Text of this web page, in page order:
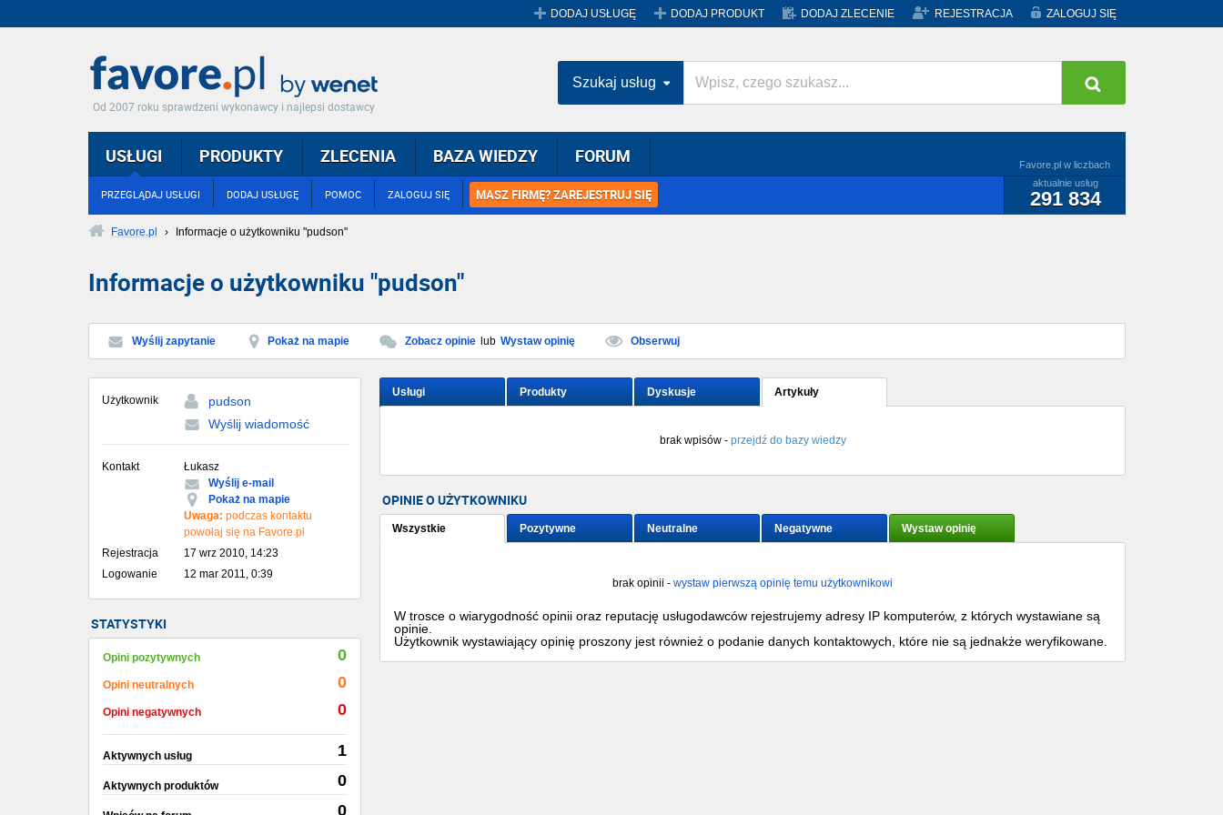
DODAJ USŁUGĘ DODAJ PRODUKT DODAJ ZLECENIE REJESTRACJA ZALOGUJ SIĘ
Od 2007 roku sprawdzeni wykonawcy i najlepsi dostawcy
USŁUGI
PRZEGLĄDAJ USŁUGI DODAJ USŁUGĘ POMOC ZALOGUJ SIĘ MASZ FIRMĘ? ZAREJESTRUJ SIĘ
Favore.pl w liczbach
aktualnie usług
291 834
PRODUKTY ZLECENIA BAZA WIEDZY FORUM
Szukaj usług
Favore.pl › Informacje o użytkowniku "pudson"
Informacje o użytkowniku "pudson"
Wyślij zapytanie Pokaż na mapie Zobacz opinie lub Wystaw opinię Obserwuj
Użytkownik
pudson
Wyślij wiadomość
Kontakt
Łukasz
Wyślij e-mail
Pokaż na mapie
Uwaga: podczas kontaktu
powołaj się na Favore.pl
Rejestracja
17 wrz 2010, 14:23
Logowanie
12 mar 2011, 0:39
STATYSTYKI
Opini pozytywnych 0
Opini neutralnych 0
Opini negatywnych 0
Aktywnych usług 1
Aktywnych produktów 0
0
Usługi Produkty Dyskusje Artykuły
brak wpisów - przejdź do bazy wiedzy
OPINIE O UŻYTKOWNIKU
Wszystkie Pozytywne Neutralne Negatywne Wystaw opinię
brak opinii - wystaw pierwszą opinię temu użytkownikowi
W trosce o wiarygodność opinii oraz reputację usługodawców rejestrujemy adresy IP komputerów, z których wystawiane są
opinie.
Użytkownik wystawiający opinię proszony jest również o podanie danych kontaktowych, które nie są jednakże weryfikowane.